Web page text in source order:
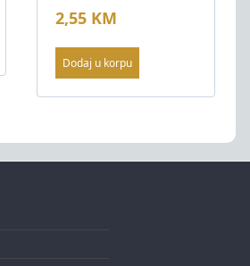
2,55 KM
Dodaj u korpu